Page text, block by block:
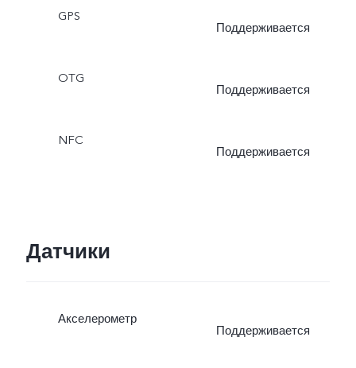
режим», «Живое фото»
GPS
Поддерживается
OTG
Поддерживается
NFC
Поддерживается
Датчики
Акселерометр
Поддерживается